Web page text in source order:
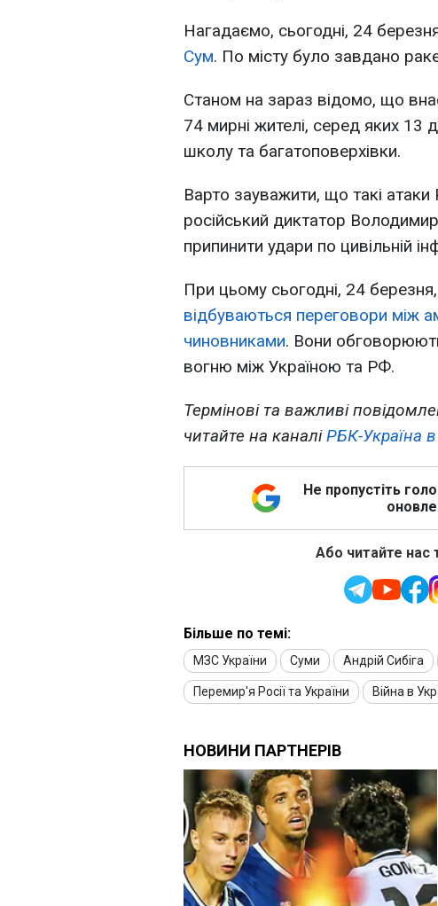
Нагадаємо, сьогодні, 24
Сум. По місту було завдано
Станом на зараз відомо, що
74 мирні жителі, серед яких
школу та багатоповерхівки.
Варто зауважити, що такі атаки
російський диктатор
припинити удари по цивільній
При цьому сьогодні, 24 березня,
відбуваються переговори між
чиновниками. Вони
вогню між Україною та РФ.
Термінові та важливі
читайте на каналіРБК-Україна
Не пропустіть
Або читайте нас
Більше по темі:
МЗС України Суми Андрій Сибіга
Перемир'я Росії та України Війна в